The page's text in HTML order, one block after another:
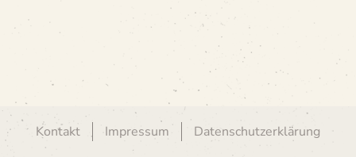
Kontakt Impressum Datenschutzerklärung